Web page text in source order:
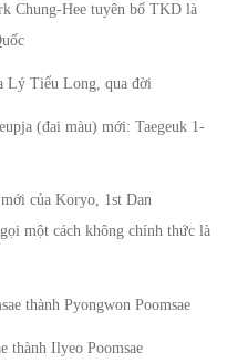
Chung-Hee tuyên bố TKD là
Lý Tiểu Long, qua đời
(đai màu) mới: Taegeuk 1-
của Koryo, 1st Dan
một cách không chính thức là
thành Pyongwon Poomsae
thành Ilyeo Poomsae